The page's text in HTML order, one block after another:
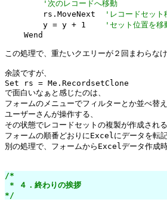
'次のレコードへ移動
        rs.MoveNext
'レコードセット
        y = y + 1
'セット位置を移
    Wend
この処理で、重たいクエリーが２回まわらな
余談ですが、
Set rs = Me.RecordsetClone
で面白いなぁと感じたのは、
フォームのメニューでフィルターとか並べ替え
ユーザーさんが操作する、
その状態でレコードセットの複製が作成され
フォームの順番どおりにExcelにデータを転
別の処理で、フォームからExcelデータ作成
/*
* ４．終わりの挨拶
*/